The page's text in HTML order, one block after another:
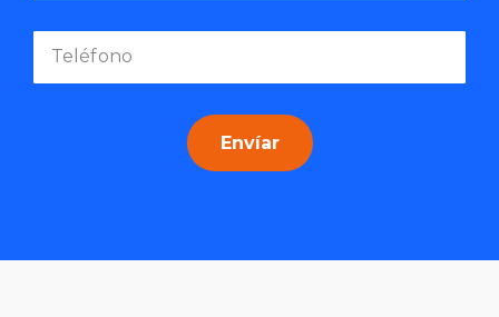
Envíar